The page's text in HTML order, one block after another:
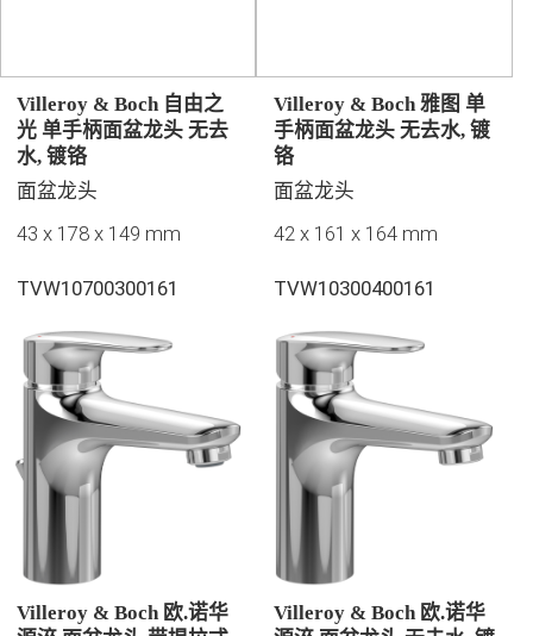
Villeroy & Boch 自由之
光 单手柄面盆龙头 无去
水, 镀铬
面盆龙头
43 x 178 x 149 mm
TVW10700300161
Villeroy & Boch 雅图 单
手柄面盆龙头 无去水, 镀
铬
面盆龙头
42 x 161 x 164 mm
TVW10300400161
Villeroy & Boch 欧.诺华
Villeroy & Boch 欧.诺华